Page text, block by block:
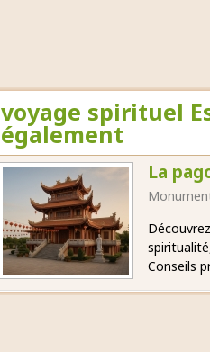
voyage spirituel
également
La
Conseils